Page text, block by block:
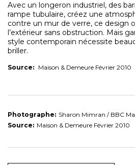
Avec un longeron industriel, des
rampe tubulaire, créez une
contre un mur de verre, ce design
l’extérieur sans obstruction. Mais
style contemporain nécessite
briller.
Source: Maison & Demeure Février 2010
Photographe: Sharon Mimran / BBC
Source: Maison & Demeure Février 2010